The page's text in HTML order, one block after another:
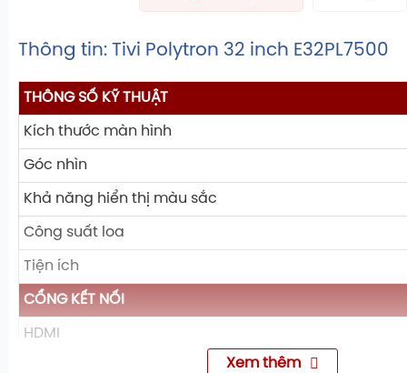
Thông tin: Tivi Polytron 32 inch E32PL7500
THÔNG SỐ KỸ THUẬT
Kích thước màn hình
Góc nhìn
Khả năng hiển thị màu sắc
Công suất loa
Tiện ích
CỔNG KẾT NỐI
HDMI
Xem thêm